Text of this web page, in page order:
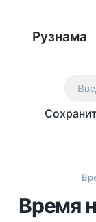
Рузнама
Время